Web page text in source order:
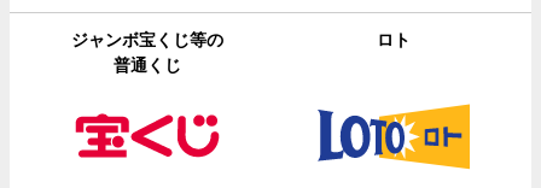
ジャンボ宝くじ等の
普通くじ
ロト